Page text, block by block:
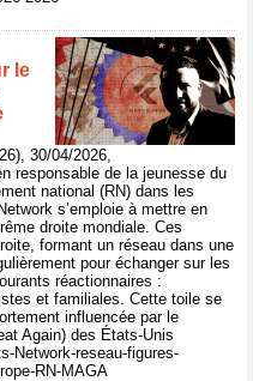
le
30/04/2026,
responsable de la jeunesse du
national (RN) dans les
s’emploie à mettre en
droite mondiale. Ces
formant un réseau dans une
pour échanger sur les
réactionnaires :
et familiales. Cette toile se
influencée par le
Again) des États-Unis
Network-reseau-figures-
RN-MAGA